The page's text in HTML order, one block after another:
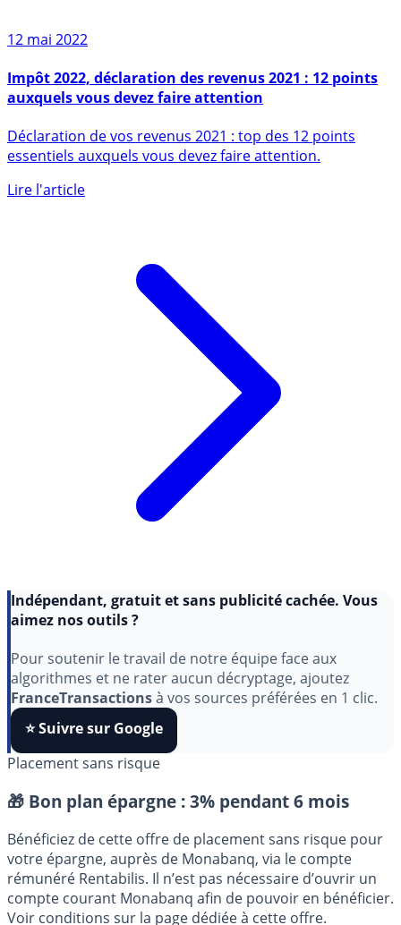
12 mai 2022
auxquels vous devez faire attention
essentiels auxquels vous devez faire attention.
aimez nos outils ?
Pour soutenir le travail de notre équipe face aux
algorithmes et ne rater aucun décryptage, ajoutez
FranceTransactionsà vos sources préférées en 1 clic.
⭐️ Suivre sur Google
Placement sans risque
🎁 Bon plan épargne : 3% pendant 6 mois
Bénéficiez de cette offre de placement sans risque pour
votre épargne, auprès de Monabanq, via le compte
rémunéré Rentabilis. Il n’est pas nécessaire d’ouvrir un